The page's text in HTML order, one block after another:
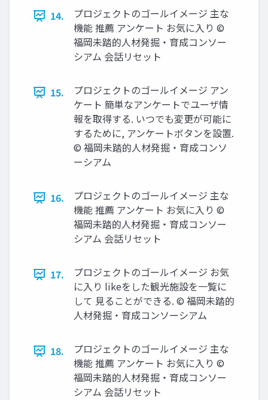
14.
プロジェクトのゴールイメージ 主な
機能 推薦 アンケート お気に入り ©
福岡未踏的人材発掘・育成コンソー
シアム 会話リセット
15.
プロジェクトのゴールイメージ アン
ケート 簡単なアンケートでユーザ情
報を取得する. いつでも変更が可能に
するために, アンケートボタンを設置.
© 福岡未踏的人材発掘・育成コンソ
ーシアム
16.
プロジェクトのゴールイメージ 主な
機能 推薦 アンケート お気に入り ©
福岡未踏的人材発掘・育成コンソー
シアム 会話リセット
17.
プロジェクトのゴールイメージ お気
に入り likeをした観光施設を一覧に
して 見ることができる. © 福岡未踏的
人材発掘・育成コンソーシアム
18.
プロジェクトのゴールイメージ 主な
機能 推薦 アンケート お気に入り ©
福岡未踏的人材発掘・育成コンソー
シアム 会話リセット